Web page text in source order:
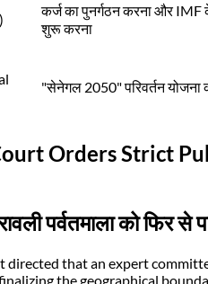
कर्ज का पुनर्गठन करना और IMF
शुरू करना
"सेनेगल 2050" परिवर्तन योजना
Orders Strict
पर्वतमाला को फिर
directed that an expert
the geographical